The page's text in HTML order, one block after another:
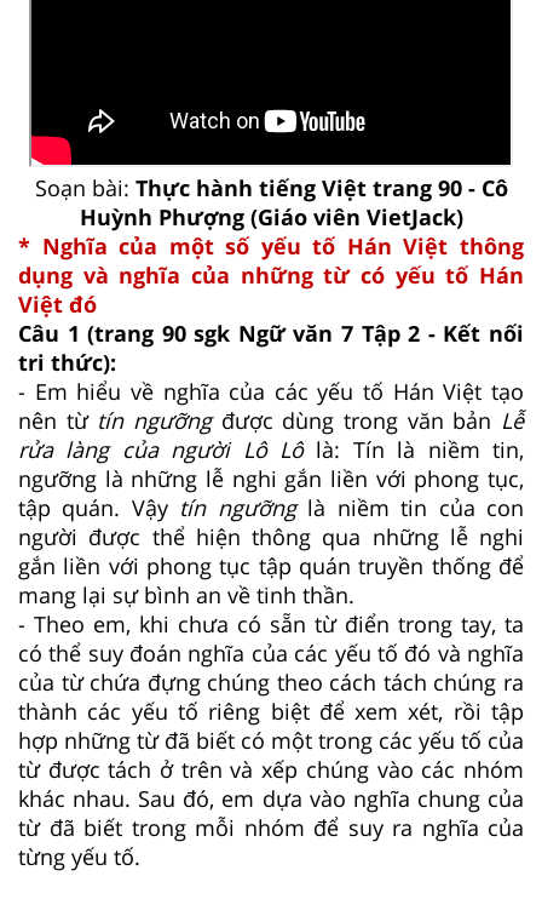
Soạn bài: Thực hành tiếng Việt trang 90 - Cô
Huỳnh Phượng (Giáo viên VietJack)
* Nghĩa của một số yếu tố Hán Việt thông
dụng và nghĩa của những từ có yếu tố Hán
Việt đó
Câu 1 (trang 90 sgk Ngữ văn 7 Tập 2 - Kết nối
tri thức):
- Em hiểu về nghĩa của các yếu tố Hán Việt tạo
nên từ tín ngưỡngđược dùng trong văn bản Lễ
rửa làng của người Lô Lôlà: Tín là niềm tin,
ngưỡng là những lễ nghi gắn liền với phong tục,
tập quán. Vậy tín ngưỡng là niềm tin của con
người được thể hiện thông qua những lễ nghi
gắn liền với phong tục tập quán truyền thống để
mang lại sự bình an về tinh thần.
- Theo em, khi chưa có sẵn từ điển trong tay, ta
có thể suy đoán nghĩa của các yếu tố đó và nghĩa
của từ chứa đựng chúng theo cách tách chúng ra
thành các yếu tố riêng biệt để xem xét, rồi tập
hợp những từ đã biết có một trong các yếu tố của
từ được tách ở trên và xếp chúng vào các nhóm
khác nhau. Sau đó, em dựa vào nghĩa chung của
từ đã biết trong mỗi nhóm để suy ra nghĩa của
từng yếu tố.